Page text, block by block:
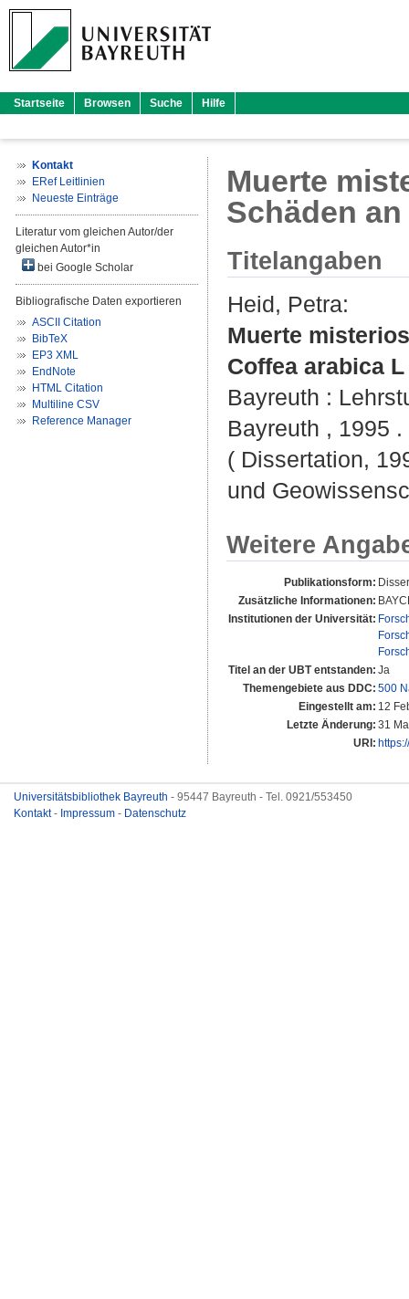
Startseite Browsen Suche Hilfe
Kontakt
ERef Leitlinien
Neueste Einträge
Literatur vom gleichen Autor/der
gleichen Autor*in
bei Google Scholar
Bibliografische Daten exportieren
ASCII Citation
BibTeX
EP3 XML
EndNote
HTML Citation
Multiline CSV
Reference Manager
Muerte
Schäden
Titelangaben
Heid, Petra:
Muerte
Coffea arabica
Bayreuth :
Bayreuth , 1995
( Dissertation,
und
Weitere
Publikationsform:
Zusätzliche Informationen:
Institutionen der Universität:
Titel an der UBT entstanden: Ja
Themengebiete aus DDC: 500
Eingestellt am: 12
Letzte Änderung: 31
URI:
Universitätsbibliothek Bayreuth - 95447 Bayreuth - Tel. 0921/553450
Kontakt- Impressum - Datenschutz